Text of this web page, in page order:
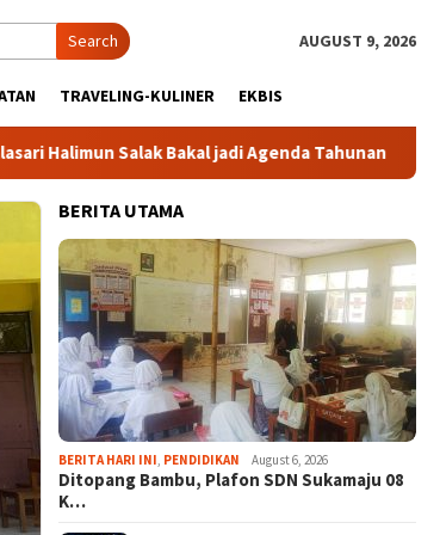
Search AUGUST 9, 2026
TRAVELING-KULINER EKBIS
Salak Bakal jadi Agenda Tahunan
BERITA UTAMA
BERITA HARI INI PENDIDIKAN August 6, 2026
Ditopang Bambu, Plafon SDN Sukamaju 08
K…